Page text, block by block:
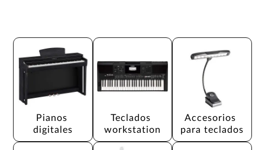
Pianos
digitales
Teclados
workstation
Accesorios
para teclados